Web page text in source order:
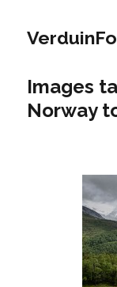
Images
Norway